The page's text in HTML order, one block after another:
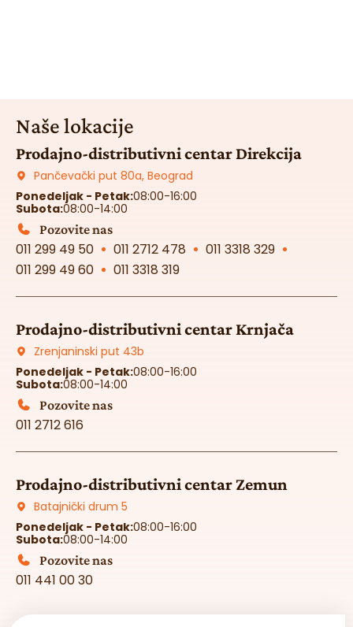
Naše lokacije
Prodajno-distributivni centar Direkcija
Pančevački put 80a, Beograd
Ponedeljak - Petak:08:00-16:00
Subota:08:00-14:00
Pozovite nas
011 299 49 50 011 2712 478
011 3318 329
011 299 49 60
011 3318 319
Prodajno-distributivni centar Krnjača
Zrenjaninski put 43b
Ponedeljak - Petak:08:00-16:00
Subota:08:00-14:00
Pozovite nas
011 2712 616
Prodajno-distributivni centar Zemun
Batajnički drum 5
Ponedeljak - Petak:08:00-16:00
Subota:08:00-14:00
Pozovite nas
011 441 00 30